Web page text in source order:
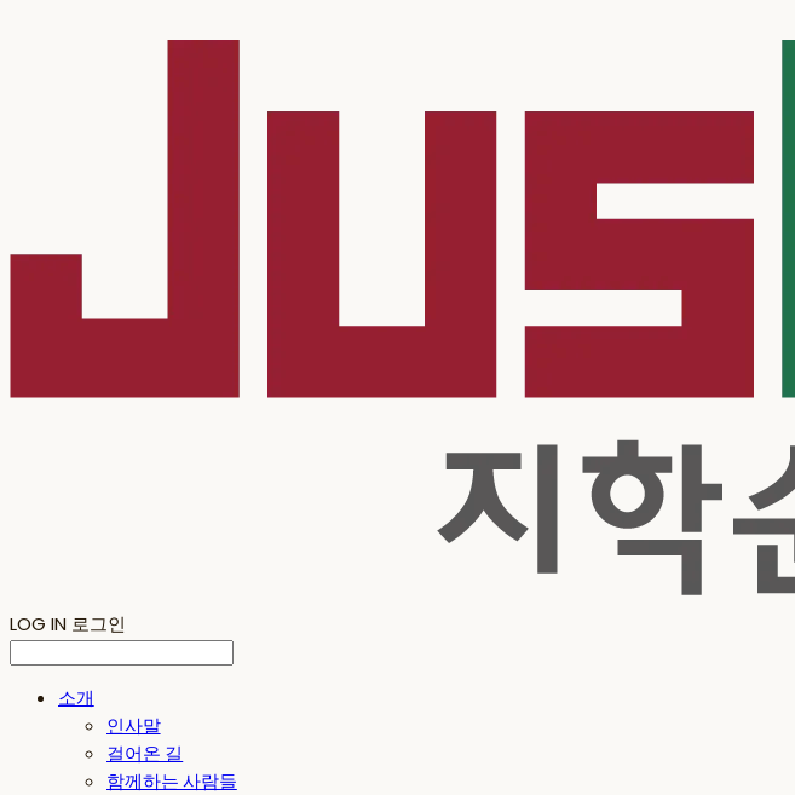
LOG IN 로그인
소개
인사말
걸어온 길
함께하는 사람들